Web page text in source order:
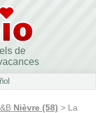
de
Nièvre (58) > La